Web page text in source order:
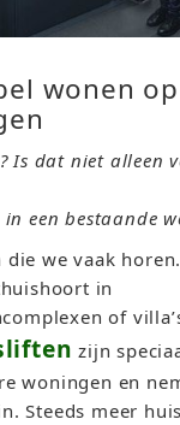
wonen
Is dat niet alleen
in een bestaande
die we vaak
in
of
zijn
woningen en
Steeds meer